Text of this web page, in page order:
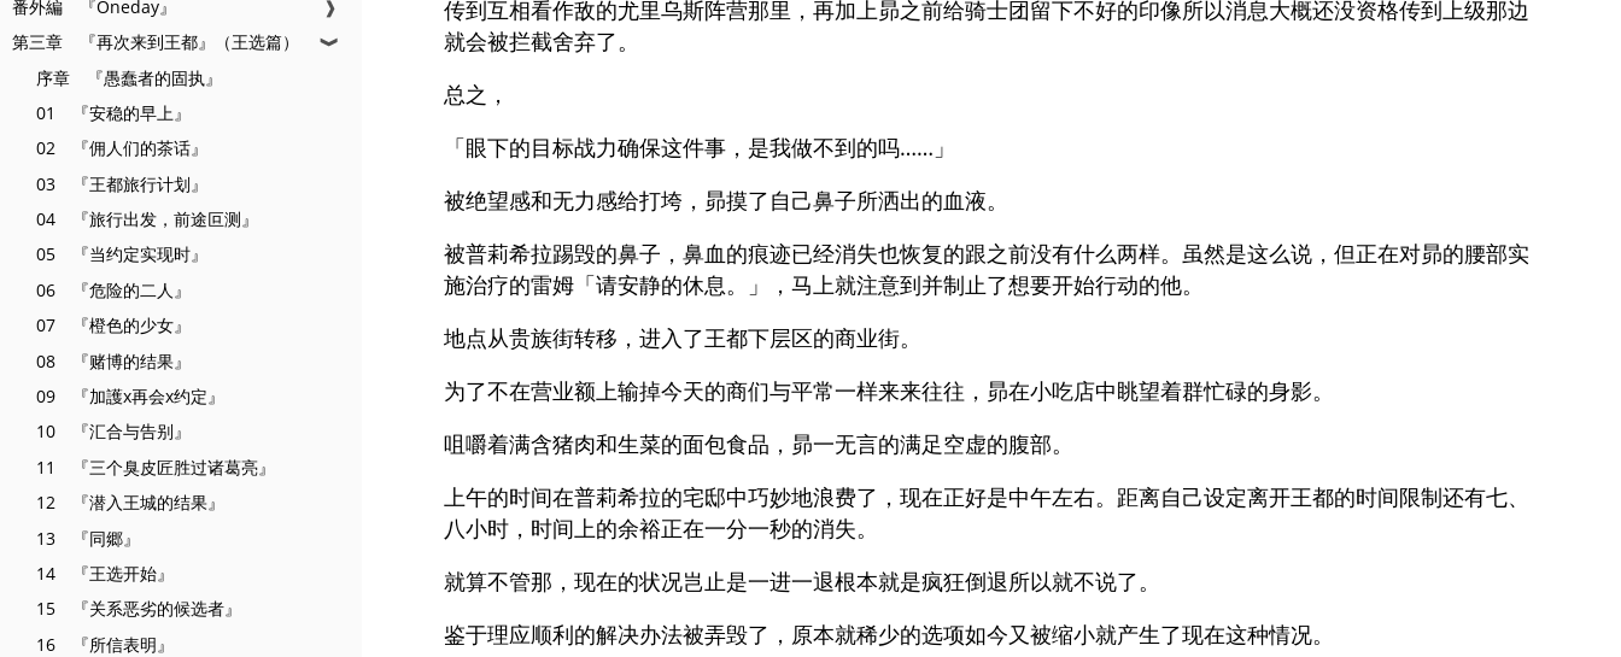
番外編 『Oneday』
❱
第三章 『再次来到王都』（王选篇）
❱
序章 『愚蠢者的固执』
01 『安稳的早上』
02 『佣人们的茶话』
03 『王都旅行计划』
04 『旅行出发，前途叵测』
05 『当约定实现时』
06 『危险的二人』
07 『橙色的少女』
08 『赌博的结果』
09 『加護x再会x约定』
10 『汇合与告别』
11 『三个臭皮匠胜过诸葛亮』
12 『潜入王城的结果』
13 『同郷』
14 『王选开始』
15 『关系恶劣的候选者』
16 『所信表明』
传到互相看作敌的尤里乌斯阵营那里，再加上昴之前给骑士团留下不好的印像所以消息大概还没资格传到上级那边
就会被拦截舍弃了。
总之，
「眼下的目标战力确保这件事，是我做不到的吗……」
被绝望感和无力感给打垮，昴摸了自己鼻子所洒出的血液。
被普莉希拉踢毁的鼻子，鼻血的痕迹已经消失也恢复的跟之前没有什么两样。虽然是这么说，但正在对昴的腰部实
施治疗的雷姆「请安静的休息。」，马上就注意到并制止了想要开始行动的他。
地点从贵族街转移，进入了王都下层区的商业街。
为了不在营业额上输掉今天的商们与平常一样来来往往，昴在小吃店中眺望着群忙碌的身影。
咀嚼着满含猪肉和生菜的面包食品，昴一无言的满足空虚的腹部。
上午的时间在普莉希拉的宅邸中巧妙地浪费了，现在正好是中午左右。距离自己设定离开王都的时间限制还有七、
八小时，时间上的余裕正在一分一秒的消失。
就算不管那，现在的状况岂止是一进一退根本就是疯狂倒退所以就不说了。
鉴于理应顺利的解决办法被弄毁了，原本就稀少的选项如今又被缩小就产生了现在这种情况。